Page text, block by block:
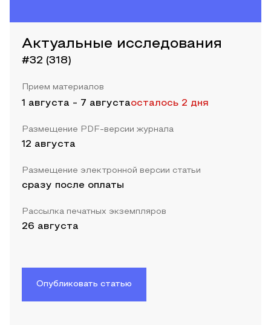
Актуальные исследования
#32 (318)
Прием материалов
1 августа - 7 августаосталось 2 дня
Размещение PDF-версии журнала
12 августа
Размещение электронной версии статьи
сразу после оплаты
Рассылка печатных экземпляров
26 августа
Опубликовать статью